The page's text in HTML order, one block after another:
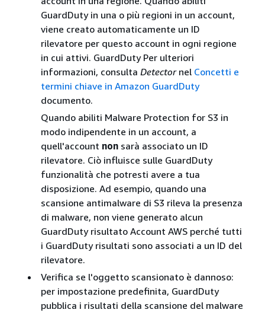
GuardDuty in una o più regioni in un account,
viene creato automaticamente un ID
rilevatore per questo account in ogni regione
in cui attivi. GuardDuty Per ulteriori
informazioni, consulta Detectornel Concetti e
termini chiave in Amazon GuardDuty
documento.
Quando abiliti Malware Protection for S3 in
modo indipendente in un account, a
quell'account nonsarà associato un ID
rilevatore. Ciò influisce sulle GuardDuty
funzionalità che potresti avere a tua
disposizione. Ad esempio, quando una
scansione antimalware di S3 rileva la presenza
di malware, non viene generato alcun
GuardDuty risultato Account AWS perché tutti
i GuardDuty risultati sono associati a un ID del
rilevatore.
Verifica se l'oggetto scansionato è dannoso:
per impostazione predefinita, GuardDuty
pubblica i risultati della scansione del malware